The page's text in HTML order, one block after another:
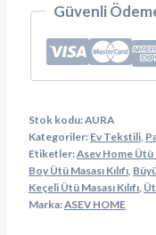
Güvenli
Stok kodu:AURA
Kategoriler: Ev Tekstili
Etiketler:Asev Home Ütü
Boy Ütü Masası Kılıfı
Keçeli Ütü Masası Kılıfı
Marka:ASEV HOME